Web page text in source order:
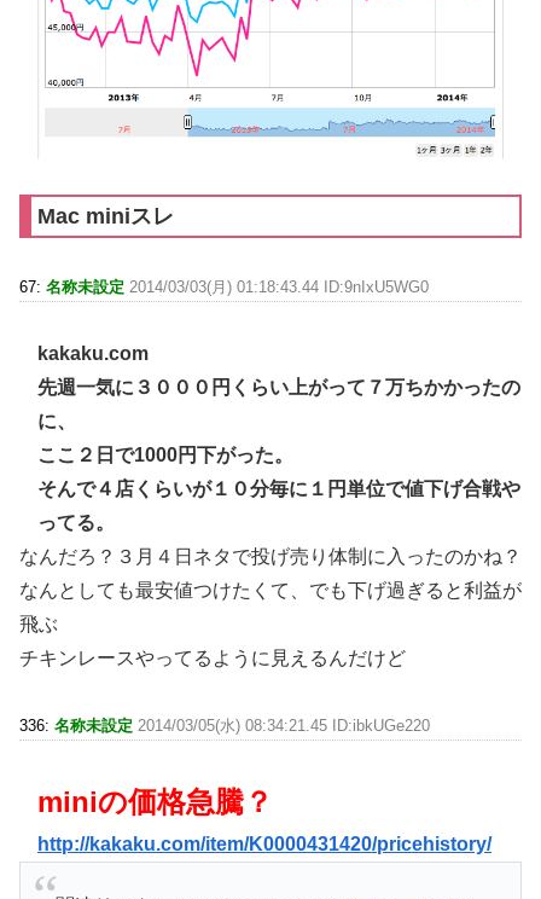
Mac miniスレ
67: 名称未設定 2014/03/03(月) 01:18:43.44 ID:9nIxU5WG0
kakaku.com
先週一気に３０００円くらい上がって７万ちかかったの
に、
ここ２日で1000円下がった。
そんで４店くらいが１０分毎に１円単位で値下げ合戦や
ってる。
なんだろ？３月４日ネタで投げ売り体制に入ったのかね？
なんとしても最安値つけたくて、でも下げ過ぎると利益が
飛ぶ
チキンレースやってるように見えるんだけど
336: 名称未設定 2014/03/05(水) 08:34:21.45 ID:ibkUGe220
miniの価格急騰？
http://kakaku.com/item/K0000431420/pricehistory/